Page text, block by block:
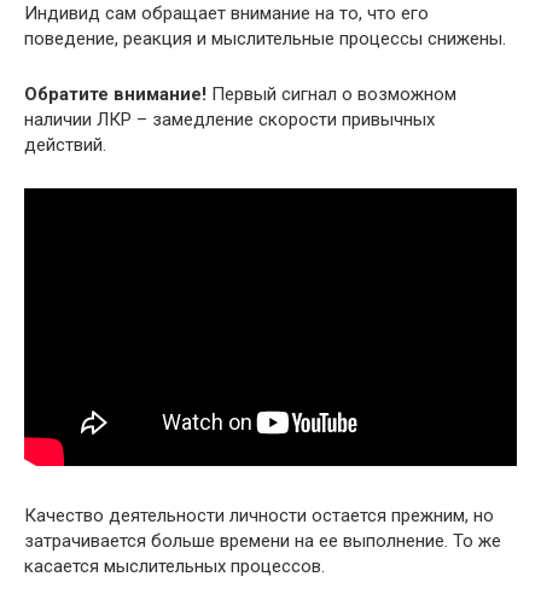
Индивид сам обращает внимание на то, что его
поведение, реакция и мыслительные процессы снижены.
Обратите внимание! Первый сигнал о возможном
наличии ЛКР – замедление скорости привычных
действий.
Качество деятельности личности остается прежним, но
затрачивается больше времени на ее выполнение. То же
касается мыслительных процессов.